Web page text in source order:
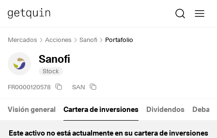
Mercados Acciones Sanofi Portafolio
Sanofi
Stock
FR0000120578 SAN
Visión general Cartera de inversiones Dividendos Debate
Este activo no está actualmente en su cartera de inversiones